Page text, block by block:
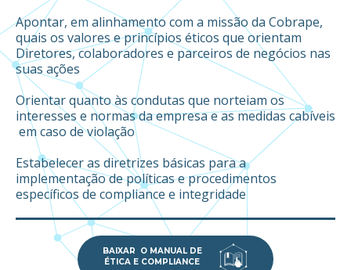
Apontar, em alinhamento com a missão da Cobrape,
quais os valores e princípios éticos que orientam
Diretores, colaboradores e parceiros de negócios nas
suas ações
Orientar quanto às condutas que norteiam os
interesses e normas da empresa e as medidas cabíveis
em caso de violação
Estabelecer as diretrizes básicas para a
implementação de políticas e procedimentos
específicos de compliance e integridade
BAIXAR O MANUAL DE
ÉTICA E COMPLIANCE